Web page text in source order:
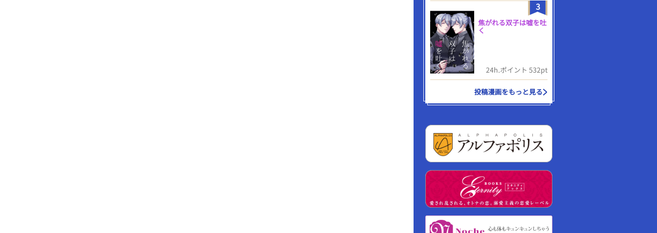
3
焦がれる双子は嘘を吐
く
24h.ポイント 532pt
投稿漫画をもっと見る